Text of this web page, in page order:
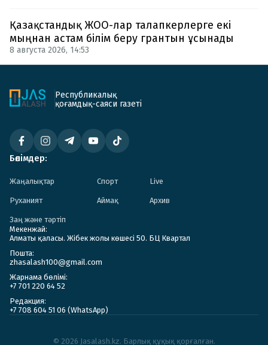
Қазақстандық ЖОО-лар талапкерлерге екі
мыңнан астам білім беру грантын ұсынады
8 августа 2026, 14:53
Республикалық
қоғамдық-саяси газеті
Бөлімдер:
Жаңалықтар Спорт Live
Руханият Аймақ Архив
Заң және тәртіп
Мекенжай:
Алматы қаласы. Жібек жолы көшесі 50. БЦ Квартал
Пошта:
zhasalash100@gmail.com
Жарнама бөлімі:
+7 701 220 64 52
Редакция:
+7 708 604 51 06 (WhatsApp)
© 2026 Jasalash.kz. Барлық құқық қорғалған.